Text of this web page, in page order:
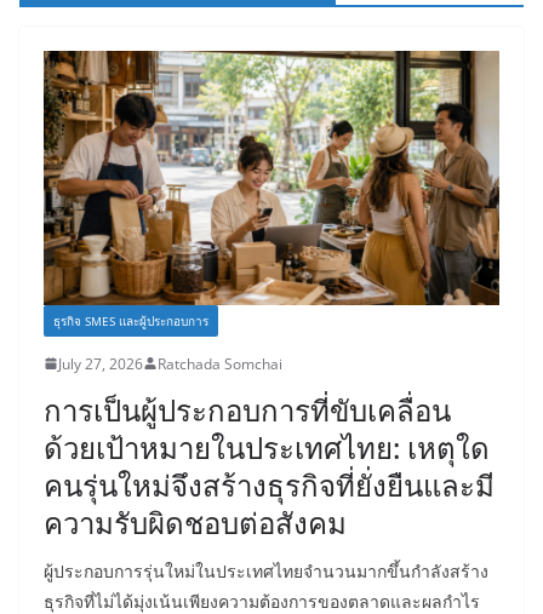
ธุรกิจ SMES และผู้ประกอบการ
July 27, 2026 Ratchada Somchai
การเป็นผู้ประกอบการที่ขับเคลื่อน
ด้วยเป้าหมายในประเทศไทย: เหตุใด
คนรุ่นใหม่จึงสร้างธุรกิจที่ยั่งยืนและมี
ความรับผิดชอบต่อสังคม
ผู้ประกอบการรุ่นใหม่ในประเทศไทยจำนวนมากขึ้นกำลังสร้าง
ธุรกิจที่ไม่ได้มุ่งเน้นเพียงความต้องการของตลาดและผลกำไร